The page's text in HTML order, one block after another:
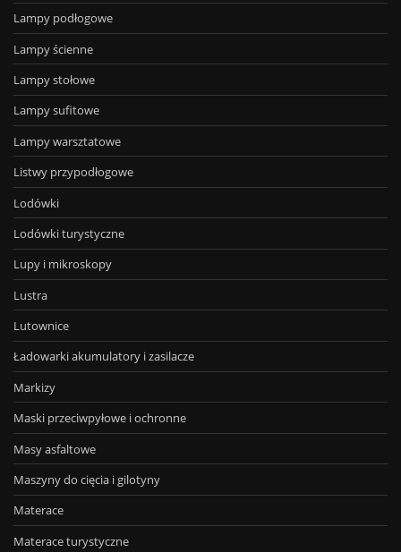
Lampy podłogowe
Lampy ścienne
Lampy stołowe
Lampy sufitowe
Lampy warsztatowe
Listwy przypodłogowe
Lodówki
Lodówki turystyczne
Lupy i mikroskopy
Lustra
Lutownice
Ładowarki akumulatory i zasilacze
Markizy
Maski przeciwpyłowe i ochronne
Masy asfaltowe
Maszyny do cięcia i gilotyny
Materace
Materace turystyczne